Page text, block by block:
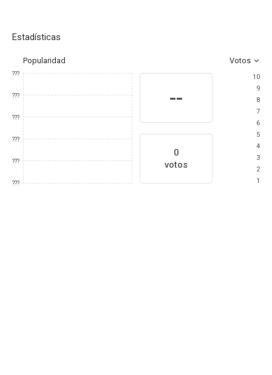
Estadísticas
Popularidad Votos
???
???
???
???
???
???
--
0
votos
10
9
8
7
6
5
4
3
2
1